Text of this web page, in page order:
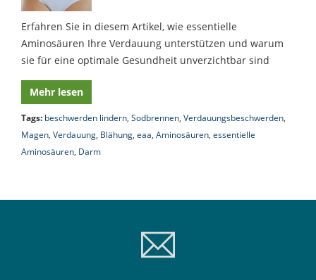
Erfahren Sie in diesem Artikel, wie essentielle
Aminosäuren Ihre Verdauung unterstützen und warum
sie für eine optimale Gesundheit unverzichtbar sind
Mehr lesen
Tags: beschwerden lindern, Sodbrennen, Verdauungsbeschwerden,
Magen, Verdauung, Blähung, eaa, Aminosäuren, essentielle
Aminosäuren, Darm